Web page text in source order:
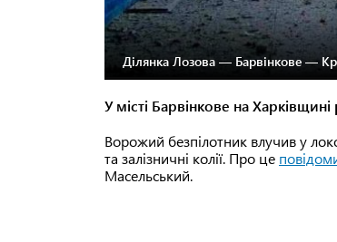
Ділянка Лозова — Барвінкове —
У місті Барвінкове на
Ворожий безпілотник влучив у
та залізничні колії. Про це
Масельський.